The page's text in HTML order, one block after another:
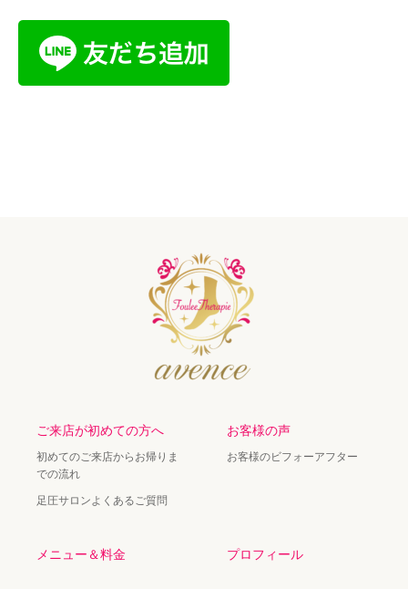
ご来店が初めての方へ
初めてのご来店からお帰りま
での流れ
足圧サロンよくあるご質問
お客様の声
お客様のビフォーアフター
メニュー＆料金 プロフィール